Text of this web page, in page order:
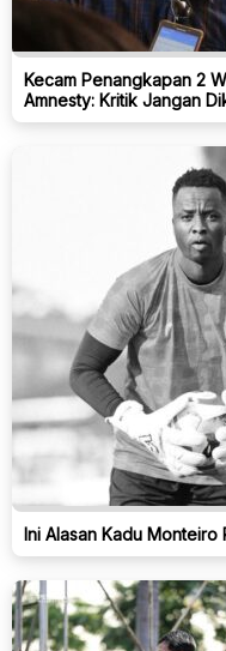
Kecam Penangkapan 2
Amnesty: Kritik Jangan
Ini Alasan Kadu Monteiro